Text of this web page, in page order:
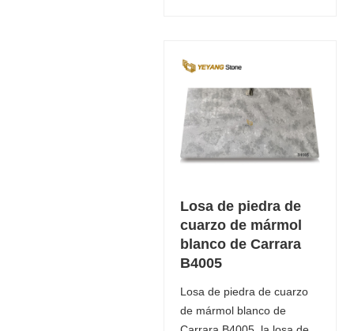
Losa de piedra de
cuarzo de mármol
blanco de Carrara
B4005
Losa de piedra de cuarzo
de mármol blanco de